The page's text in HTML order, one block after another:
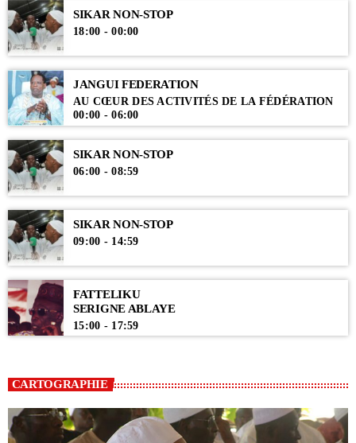
conférences, causeries et autre animation de chants religieux.
SIKAR NON-STOP
18:00 - 00:00
JANGUI FEDERATION
AU CŒUR DES ACTIVITÉS DE LA FÉDÉRATION
00:00 - 06:00
SIKAR NON-STOP
06:00 - 08:59
SIKAR NON-STOP
09:00 - 14:59
FATTELIKU
SERIGNE ABLAYE
15:00 - 17:59
CARTOGRAPHIE